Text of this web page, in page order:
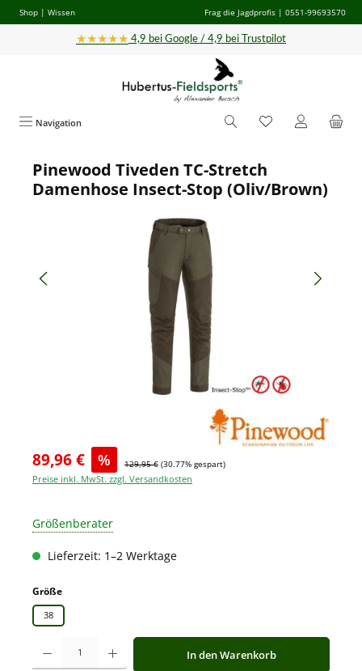
Zum Hauptinhalt springen
Shop | Wissen Frag die Jagdprofis | 0551-99693570
★★★★★ 4,9 bei Google / 4,9 bei Trustpilot
Navigation
Bildergalerie überspringen
Pinewood Tiveden TC-Stretch
Damenhose Insect-Stop (Oliv/Brown)
89,96 € % 129,95 € (30.77% gespart)
Preise inkl. MwSt. zzgl. Versandkosten
Größenberater
Lieferzeit: 1–2 Werktage
Größeauswählen
38
Produkt Anzahl: Gib den gewünschten Wert ein oder benutze die
In den Warenkorb